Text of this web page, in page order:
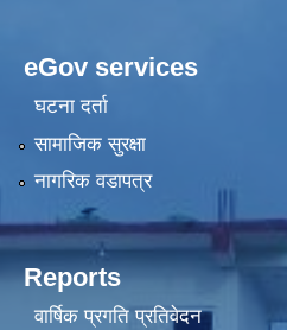
eGov services
घटना दर्ता
सामाजिक सुरक्षा
नागरिक वडापत्र
Reports
वार्षिक प्रगति प्रतिवेदन